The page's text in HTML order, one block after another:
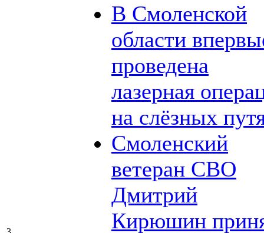
В Смоленской
области
проведена
лазерная
на слёзных
Смоленский
ветеран СВО
Дмитрий
Кирюшин